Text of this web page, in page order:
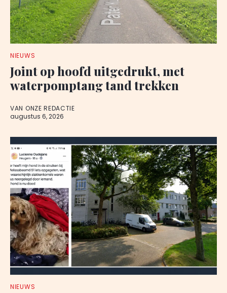
NIEUWS
Joint op hoofd uitgedrukt, met
waterpomptang tand trekken
VAN ONZE REDACTIE
augustus 6, 2026
NIEUWS